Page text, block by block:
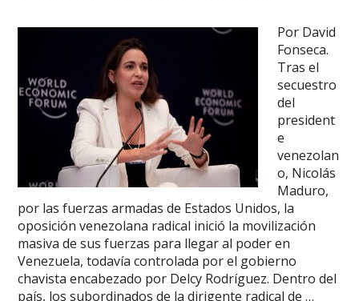
Por David
Fonseca.
Tras el
secuestro
del
president
e
venezolan
o, Nicolás
Maduro,
por las fuerzas armadas de Estados Unidos, la
oposición venezolana radical inició la movilización
masiva de sus fuerzas para llegar al poder en
Venezuela, todavía controlada por el gobierno
chavista encabezado por Delcy Rodríguez. Dentro del
país, los subordinados de la dirigente radical de …